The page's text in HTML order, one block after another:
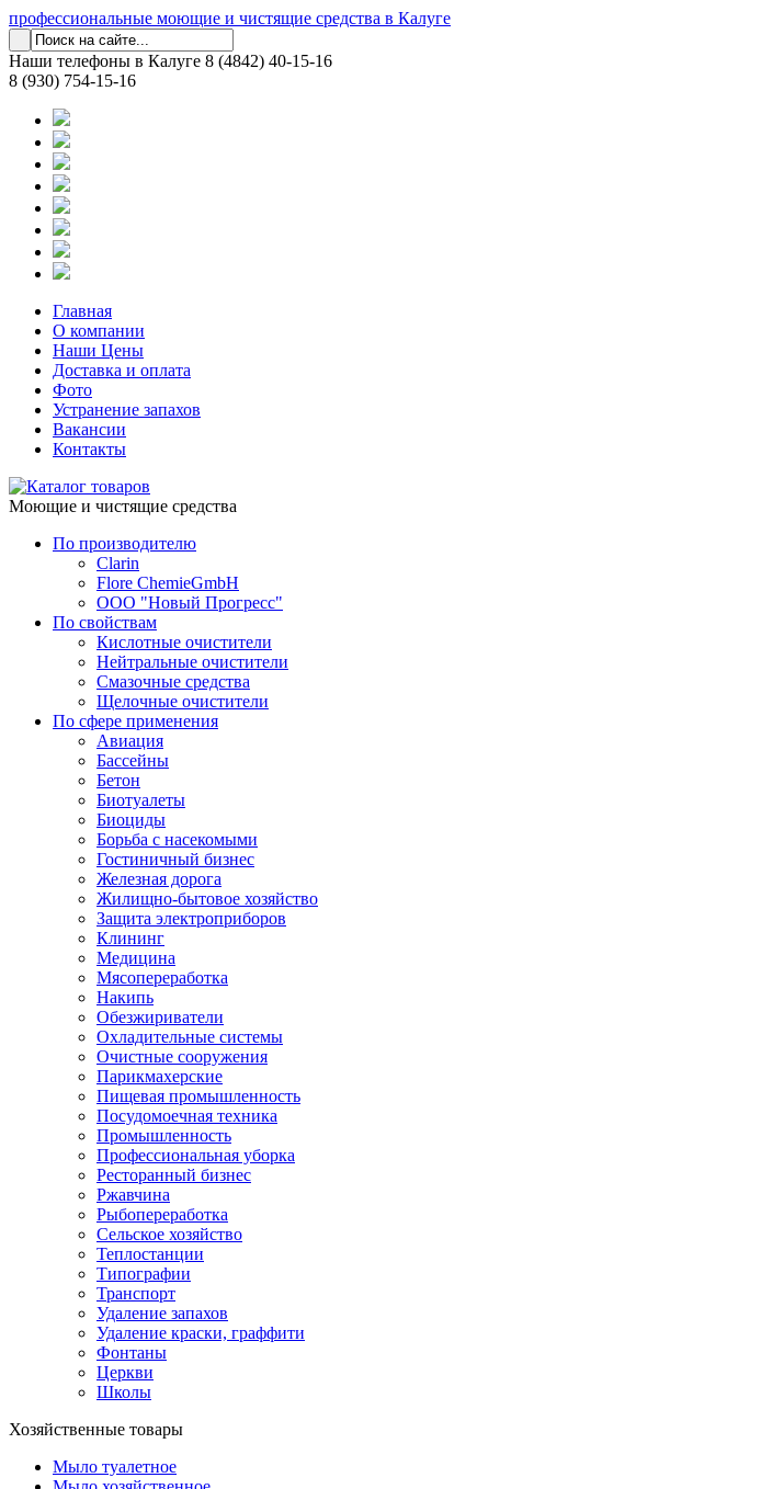
профессиональные моющие и чистящие средства в Калуге
Наши телефоны в Калуге 8 (4842) 40-15-16
8 (930) 754-15-16
Главная
О компании
Наши Цены
Доставка и оплата
Фото
Устранение запахов
Вакансии
Контакты
Моющие и чистящие средства
По производителю
Clarin
Flore ChemieGmbH
ООО "Новый Прогресс"
По свойствам
Кислотные очистители
Нейтральные очистители
Смазочные средства
Щелочные очистители
По сфере применения
Авиация
Бассейны
Бетон
Биотуалеты
Биоциды
Борьба с насекомыми
Гостиничный бизнес
Железная дорога
Жилищно-бытовое хозяйство
Защита электроприборов
Клининг
Медицина
Мясопереработка
Накипь
Обезжириватели
Охладительные системы
Очистные сооружения
Парикмахерские
Пищевая промышленность
Посудомоечная техника
Промышленность
Профессиональная уборка
Ресторанный бизнес
Ржавчина
Рыбопереработка
Сельское хозяйство
Теплостанции
Типографии
Транспорт
Удаление запахов
Удаление краски, граффити
Фонтаны
Церкви
Школы
Хозяйственные товары
Мыло туалетное